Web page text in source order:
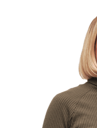
Журавль.
длинные,
Журавль
возьми
с
В сказке
и скучно,